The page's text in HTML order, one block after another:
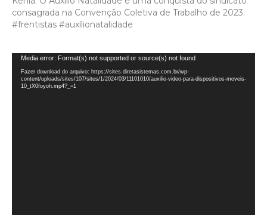
consagrada na Convenção Coletiva de Trabalho de 2023.
#frentistas #auxílionatalidade
Tocador
de
vídeo
Media error: Format(s) not supported or source(s) not found
Fazer download do arquivo: https://sites.diretasistemas.com.br/wp-
content/uploads/sites/107/sites/1/2024/03/11101010/auxilio-video-para-dispositivos-moveis-
10_tX0foyoh.mp4?_=1